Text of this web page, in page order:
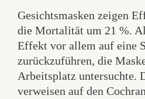
Gesichtsmasken zeigen
die Mortalität um 21 %.
Effekt vor allem auf eine
zurückzuführen, die
Arbeitsplatz untersuchte.
verweisen auf den